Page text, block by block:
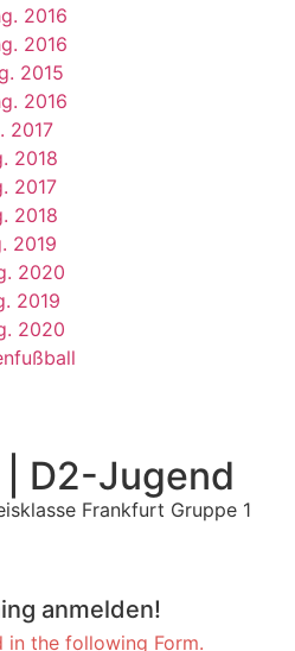
2016
2016
2015
2016
2017
2018
2017
2018
2019
2020
2019
2020
| D2-Jugend
Frankfurt Gruppe 1
anmelden!
the following Form.